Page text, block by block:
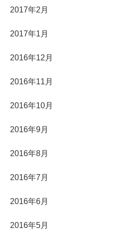
2017年2月
2017年1月
2016年12月
2016年11月
2016年10月
2016年9月
2016年8月
2016年7月
2016年6月
2016年5月